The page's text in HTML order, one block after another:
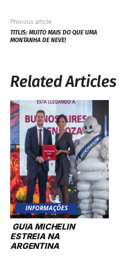
Previous article
TITLIS: MUITO MAIS DO QUE UMA
MONTANHA DE NEVE!
Related Articles
INFORMAÇÕES
GUIA MICHELIN
ESTREIA NA
ARGENTINA